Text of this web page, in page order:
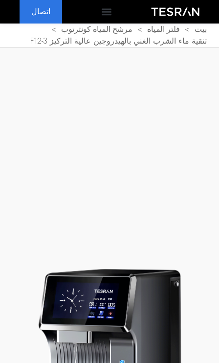
اتصال
بيت > فلتر المياه > مرشح المياه كونترتوب
>
تنقية ماء الشرب الغني بالهيدروجين عالية التركيز F12-3